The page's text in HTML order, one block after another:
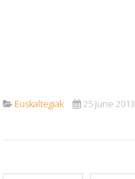
Euskaltegiak 25 June 2013